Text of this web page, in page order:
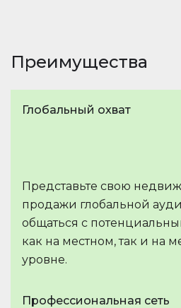
Преимущества
Глобальный охват
Представьте свою
продажи глобальной
общаться с
как на местном, так и на
уровне.
Профессиональная сеть